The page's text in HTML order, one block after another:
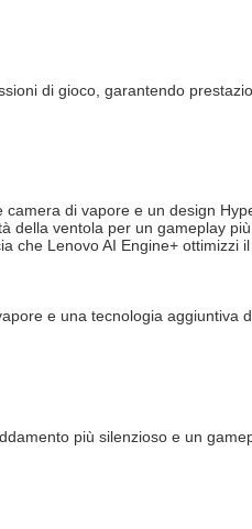
di gioco, garantendo
di vapore e un design
ventola per un gameplay
che Lenovo AI Engine+ ottimizzi
e una tecnologia aggiuntiva
più silenzioso e un